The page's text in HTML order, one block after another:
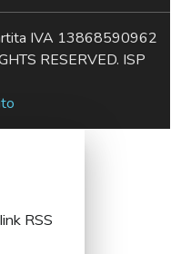
IVA 13868590962
RESERVED. ISP
RSS